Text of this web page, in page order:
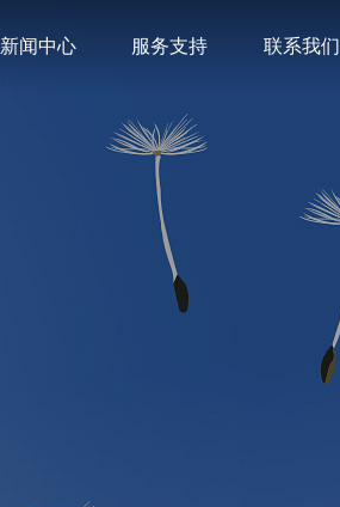
新闻中心 服务支持 联系我们